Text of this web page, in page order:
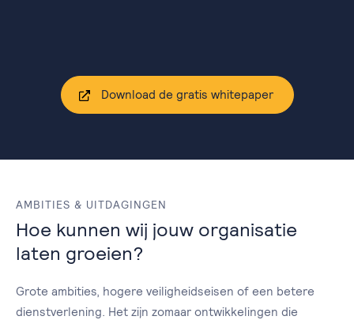
Download de gratis whitepaper
AMBITIES & UITDAGINGEN
Hoe kunnen wij jouw organisatie
laten groeien?
Grote ambities, hogere veiligheidseisen of een betere
dienstverlening. Het zijn zomaar ontwikkelingen die